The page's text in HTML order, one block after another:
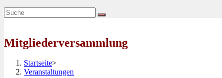
Mitgliederversammlung
Startseite>
Veranstaltungen